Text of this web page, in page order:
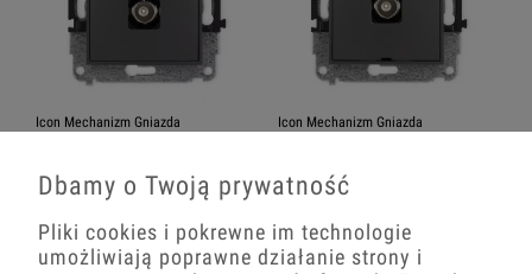
Icon Mechanizm Gniazda
− +
Icon Mechanizm Gniazda
61,78 zł
Dbamy o Twoją prywatność
Pliki cookies i pokrewne im technologie
umożliwiają poprawne działanie strony i